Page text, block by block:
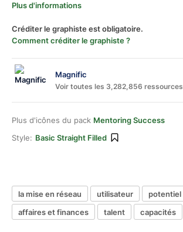
Plus d'informations
Créditer le graphiste est obligatoire.
Comment créditer le graphiste ?
Magnific
Voir toutes les 3,282,856 ressources
Plus d'icônes du pack Mentoring Success
Style: Basic Straight Filled
la mise en réseau utilisateur
potentiel
affaires et finances
talent capacités